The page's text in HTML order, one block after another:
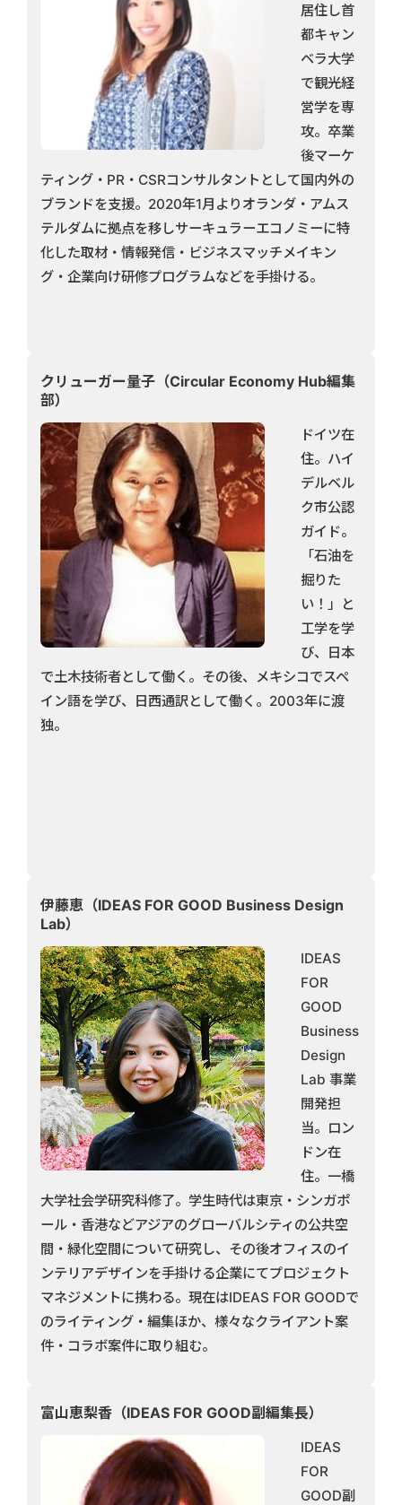
居住し首
都キャン
ベラ大学
で観光経
営学を専
攻。卒業
後マーケ
ティング・PR・CSRコンサルタントとして国内外の
ブランドを支援。2020年1月よりオランダ・アムス
テルダムに拠点を移しサーキュラーエコノミーに特
化した取材・情報発信・ビジネスマッチメイキン
グ・企業向け研修プログラムなどを手掛ける。
クリューガー量子（Circular Economy Hub編集
部）
ドイツ在
住。ハイ
デルベル
ク市公認
ガイド。
「石油を
掘りた
い！」と
工学を学
び、日本
で土木技術者として働く。その後、メキシコでスペ
イン語を学び、日西通訳として働く。2003年に渡
独。
伊藤恵（IDEAS FOR GOOD Business Design
Lab）
IDEAS
FOR
GOOD
Business
Design
Lab 事業
開発担
当。ロン
ドン在
住。一橋
大学社会学研究科修了。学生時代は東京・シンガポ
ール・香港などアジアのグローバルシティの公共空
間・緑化空間について研究し、その後オフィスのイ
ンテリアデザインを手掛ける企業にてプロジェクト
マネジメントに携わる。現在はIDEAS FOR GOODで
のライティング・編集ほか、様々なクライアント案
件・コラボ案件に取り組む。
富山恵梨香（IDEAS FOR GOOD副編集長）
IDEAS
FOR
GOOD副